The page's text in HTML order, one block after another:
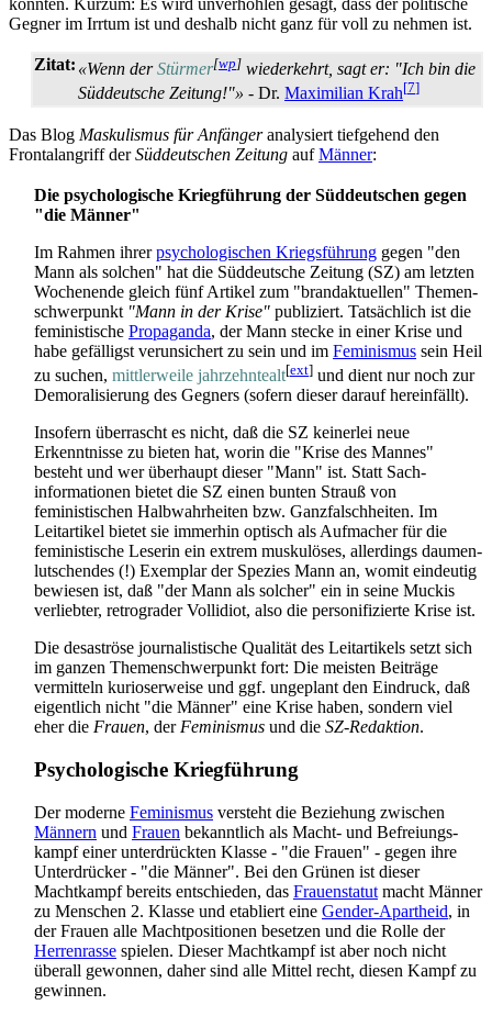
Gegner im Irrtum ist und deshalb nicht ganz für voll zu nehmen ist.
Zitat: «Wenn derStürmer[wp] wiederkehrt, sagt er: "Ich bin die
Süddeutsche Zeitung!"» - Dr. Maximilian Krah [7]
Das Blog Maskulismus für Anfängeranalysiert tiefgehend den
Frontalangriff derSüddeutschen Zeitung aufMänner:
Die psychologische Kriegführung der Süddeutschen gegen
"die Männer"
Im Rahmen ihrerpsychologischen Kriegs­führung gegen "den
Mann als solchen" hat die Süddeutsche Zeitung (SZ) am letzten
Wochenende gleich fünf Artikel zum "brand­aktuellen" Themen­
schwer­punkt "Mann in der Krise" publiziert. Tatsächlich ist die
feministische Propaganda, der Mann stecke in einer Krise und
habe gefälligst verunsichert zu sein und im Feminismus sein Heil
zu suchen, mittlerweile jahrzehnte­alt[ext] und dient nur noch zur
Demoralisierung des Gegners (sofern dieser darauf hereinfällt).
Insofern überrascht es nicht, daß die SZ keinerlei neue
Erkenntnisse zu bieten hat, worin die "Krise des Mannes"
besteht und wer überhaupt dieser "Mann" ist. Statt Sach­
informationen bietet die SZ einen bunten Strauß von
feministischen Halb­wahr­heiten bzw. Ganz­falsch­heiten. Im
Leitartikel bietet sie immerhin optisch als Aufmacher für die
feministische Leserin ein extrem muskulöses, allerdings daumen­
lutschendes (!) Exemplar der Spezies Mann an, womit eindeutig
bewiesen ist, daß "der Mann als solcher" ein in seine Muckis
verliebter, retrograder Vollidiot, also die personifizierte Krise ist.
Die desaströse journalistische Qualität des Leitartikels setzt sich
im ganzen Themen­schwer­punkt fort: Die meisten Beiträge
vermitteln kurioserweise und ggf. ungeplant den Eindruck, daß
eigentlich nicht "die Männer" eine Krise haben, sondern viel
eher die Frauen, der Feminismus und die SZ-Redaktion.
Psychologische Kriegführung
Der moderne Feminismus versteht die Beziehung zwischen
Männern und Frauen bekanntlich als Macht- und Befreiungs­
kampf einer unterdrückten Klasse - "die Frauen" - gegen ihre
Unterdrücker - "die Männer". Bei den Grünen ist dieser
Machtkampf bereits entschieden, das Frauenstatut macht Männer
zu Menschen 2. Klasse und etabliert eine Gender-Apartheid, in
der Frauen alle Macht­positionen besetzen und die Rolle der
Herrenrasse spielen. Dieser Machtkampf ist aber noch nicht
überall gewonnen, daher sind alle Mittel recht, diesen Kampf zu
gewinnen.